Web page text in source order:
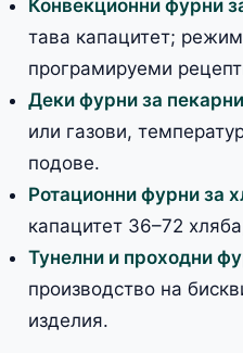
Конвекционни фурни
тава капацитет;
програмируеми
Деки фурни за
или газови,
подове.
Ротационни фурни за
капацитет 36–72
Тунелни и проходни
производство на
изделия.